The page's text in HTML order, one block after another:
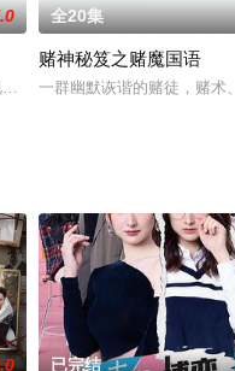
间的种种悲欢离合，行善积德
侍卫——胡、苗、范、田家开
《过客》(1981)，而且仅凭这
全20集
赌神秘笈之赌魔国语
一群幽默诙谐的赌徒，赌术
已完结